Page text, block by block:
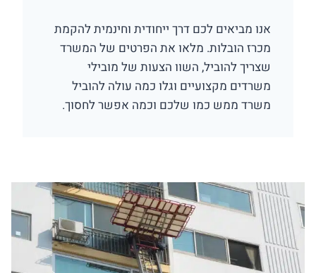
אנו מביאים לכם דרך ייחודית וחינמית להקמת
מכרז הובלות. מלאו את הפרטים של המשרד
שצריך להוביל, השוו הצעות של מובילי
משרדים מקצועיים וגלו כמה עולה להוביל
משרד ממש כמו שלכם וכמה אפשר לחסוך.